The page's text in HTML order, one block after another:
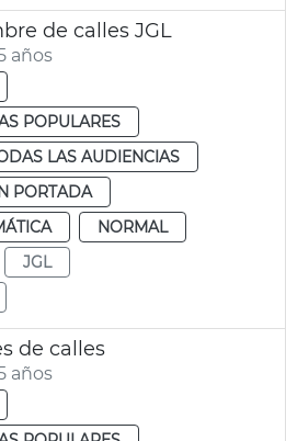
de calles JGL
años
POPULARES
LAS AUDIENCIAS
PORTADA
NORMAL
JGL
de calles
años